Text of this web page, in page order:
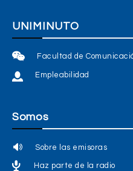
UNIMINUTO
Facultad de
Empleabilidad
Somos
Sobre las emisoras
Haz parte de la radio